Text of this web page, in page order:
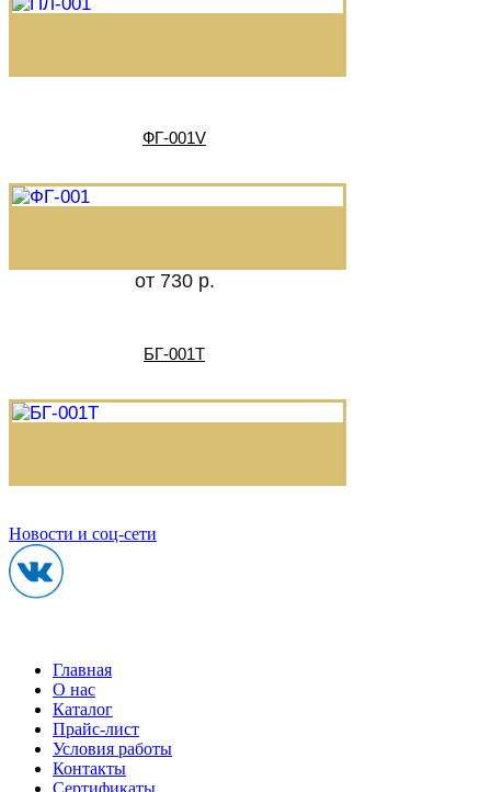
ФГ-001V
от 730 р.
БГ-001Т
Новости и соц-сети
Главная
О нас
Каталог
Прайс-лист
Условия работы
Контакты
Сертификаты